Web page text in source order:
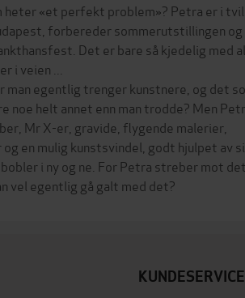
heter «et perfekt problem»? Petra er i
forbereder sommerutstillingen
Det er bare så kjedelig med
i veien ...
man egentlig trenger kunstnere, og det
noe helt annet enn man trodde? Men
Mr X-er, gravide, flygende malerier,
en mulig kunstsvindel, godt hjulpet av
i ny og ne. For Petra streber mot
KUNDESERVICE